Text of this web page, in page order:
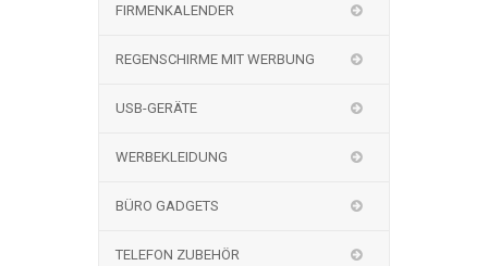
FIRMENKALENDER
REGENSCHIRME MIT WERBUNG
USB-GERÄTE
WERBEKLEIDUNG
BÜRO GADGETS
TELEFON ZUBEHÖR